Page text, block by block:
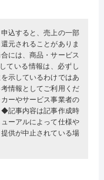
込すると、売上の一部
元されることがありま
には、商品・サービス
ている情報は、必ずし
示しているわけではあ
情報としてご利用くだ
ーやサービス事業者の
記事内容は記事作成時
ーアルによって仕様や
供が中止されている場